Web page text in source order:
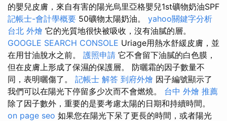
的嬰兒皮膚，來自有害的陽光烏里亞格嬰兒1st礦物奶油SPF
記帳士-會計學概要 50礦物太陽奶油。 yahoo關鍵字分析
台北 外燴 它的光質地很快被吸收，沒有油膩的層。
GOOGLE SEARCH CONSOLE Uriage用熱水舒緩皮膚，並
在用甘油脫水之前。 護照申請 它不會留下油膩的白色膜，
但在皮膚上形成了保濕的保護層。 防曬霜的因子數量不
同，表明曬傷了。 記帳士 解答 到府外燴 因子編號顯示了
我們可以在陽光下停留多少次而不會燃燒。 台中 外燴 推薦
除了因子數外，重要的是要考慮太陽的日期和持續時間。
on page seo 如果您在陽光下呆了更長的時間，或者陽光